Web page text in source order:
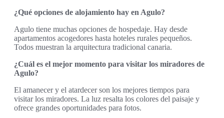
¿Qué opciones de alojamiento hay en Agulo?
Agulo tiene muchas opciones de hospedaje. Hay desde
apartamentos acogedores hasta hoteles rurales pequeños.
Todos muestran la arquitectura tradicional canaria.
¿Cuál es el mejor momento para visitar los miradores de
Agulo?
El amanecer y el atardecer son los mejores tiempos para
visitar los miradores. La luz resalta los colores del paisaje y
ofrece grandes oportunidades para fotos.